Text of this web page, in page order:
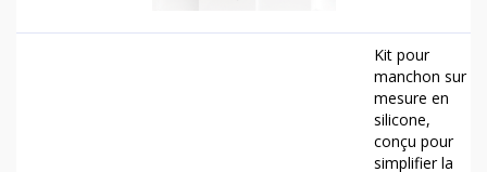
Kit pour
manchon sur
mesure en
silicone,
conçu pour
simplifier la